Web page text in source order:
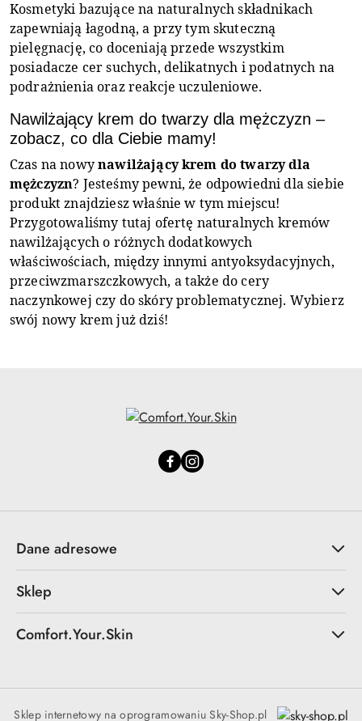
Kosmetyki bazujące na naturalnych składnikach
zapewniają łagodną, a przy tym skuteczną
pielęgnację, co doceniają przede wszystkim
posiadacze cer suchych, delikatnych i podatnych na
podrażnienia oraz reakcje uczuleniowe.
Nawilżający krem do twarzy dla mężczyzn –
zobacz, co dla Ciebie mamy!
Czas na nowynawilżający krem do twarzy dla
mężczyzn? Jesteśmy pewni, że odpowiedni dla siebie
produkt znajdziesz właśnie w tym miejscu!
Przygotowaliśmy tutaj ofertę naturalnych kremów
nawilżających o różnych dodatkowych
właściwościach, między innymi antyoksydacyjnych,
przeciwzmarszczkowych, a także do cery
naczynkowej czy do skóry problematycznej. Wybierz
swój nowy krem już dziś!
Dane adresowe
Sklep
Comfort.Your.Skin
Sklep internetowy na oprogramowaniu Sky-Shop.pl